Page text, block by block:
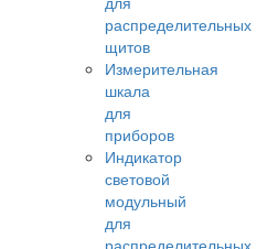
распределительных
щитов
Измерительная
шкала
для
приборов
Индикатор
световой
модульный
для